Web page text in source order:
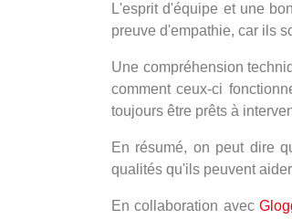
L'esprit d'équipe et une
preuve d'empathie, car ils
Une compréhension
comment ceux-ci
toujours être prêts à
En résumé, on peut dire
qualités qu'ils peuvent
En collaboration avec